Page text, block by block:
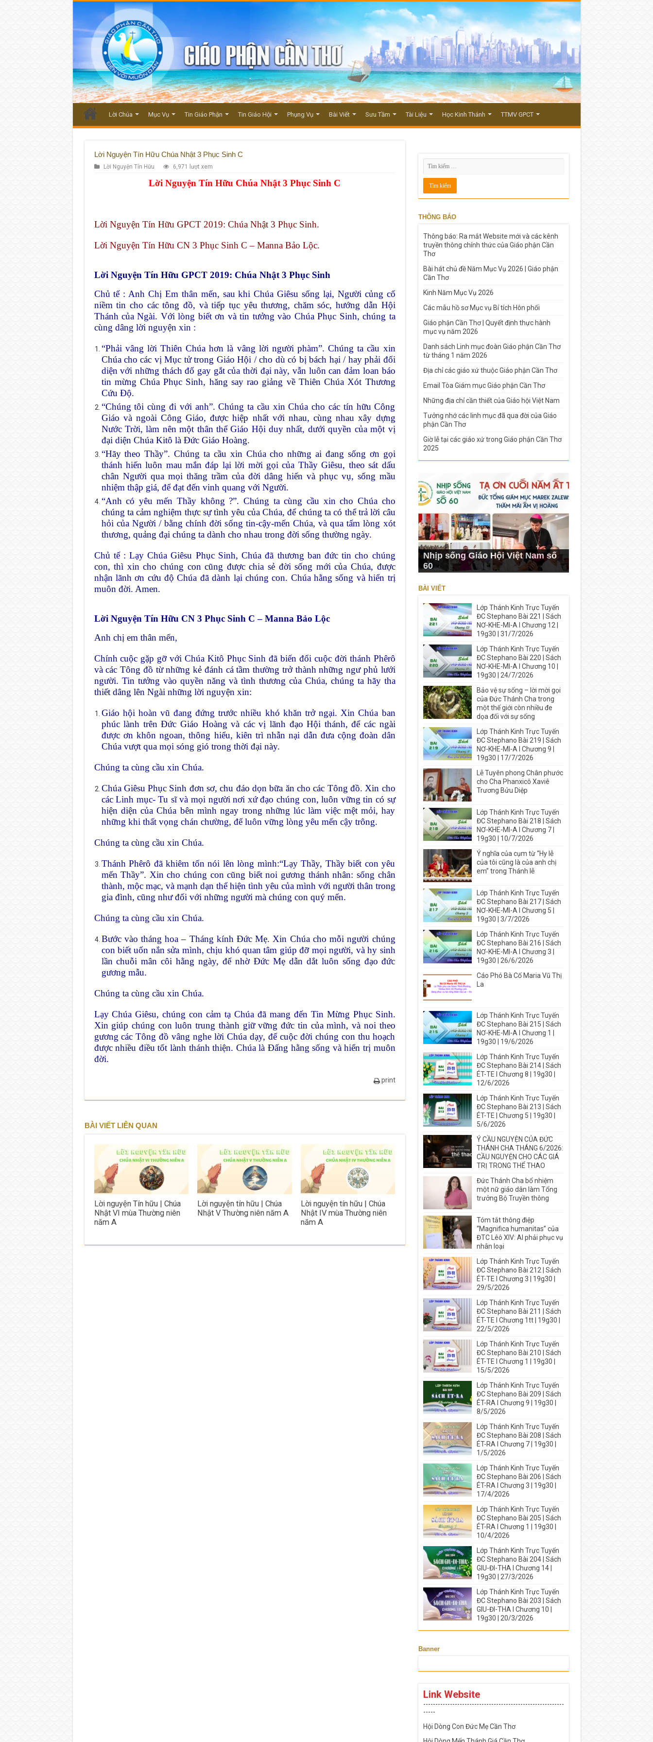
Lời Chúa Mục Vụ Tin Giáo Phận Tin Giáo Hội Phụng Vụ Bài Viết Sưu Tầm Tài Liệu Học Kinh Thánh TTMV GPCT
Lời Nguyện Tín Hữu Chúa Nhật 3 Phục Sinh C
Lời Nguyện Tín Hữu 6,971 lượt xem
Lời Nguyện Tín Hữu Chúa Nhật 3 Phục Sinh C
Lời Nguyện Tín Hữu GPCT 2019: Chúa Nhật 3 Phục Sinh.
Lời Nguyện Tín Hữu CN 3 Phục Sinh C – Manna Bảo Lộc.
Lời Nguyện Tín Hữu GPCT 2019: Chúa Nhật 3 Phục Sinh
Chủ tế : Anh Chị Em thân mến, sau khi Chúa Giêsu sống lại, Người củng cố
niềm tin cho các tông đồ, và tiếp tục yêu thương, chăm sóc, hướng dẫn Hội
Thánh của Ngài. Với lòng biết ơn và tin tưởng vào Chúa Phục Sinh, chúng ta
cùng dâng lời nguyện xin :
“Phải vâng lời Thiên Chúa hơn là vâng lời người phàm”. Chúng ta cầu xin
Chúa cho các vị Mục tử trong Giáo Hội / cho dù có bị bách hại / hay phải đối
diện với những thách đố gay gắt của thời đại này, vẫn luôn can đảm loan báo
tin mừng Chúa Phục Sinh, hăng say rao giảng về Thiên Chúa Xót Thương
Cứu Độ.
“Chúng tôi cùng đi với anh”. Chúng ta cầu xin Chúa cho các tín hữu Công
Giáo và ngoài Công Giáo, được hiệp nhất với nhau, cùng nhau xây dựng
Nước Trời, làm nên một thân thể Giáo Hội duy nhất, dưới quyền của một vị
đại diện Chúa Kitô là Đức Giáo Hoàng.
“Hãy theo Thầy”. Chúng ta cầu xin Chúa cho những ai đang sống ơn gọi
thánh hiến luôn mau mắn đáp lại lời mời gọi của Thầy Giêsu, theo sát dấu
chân Người qua mọi thăng trầm của đời dâng hiến và phục vụ, sống mầu
nhiệm thập giá, để đạt đến vinh quang với Người.
“Anh có yêu mến Thầy không ?”. Chúng ta cùng cầu xin cho Chúa cho
chúng ta cảm nghiệm thực sự tình yêu của Chúa, để chúng ta có thể trả lời câu
hỏi của Người / bằng chính đời sống tin-cậy-mến Chúa, và qua tấm lòng xót
thương, quảng đại chúng ta dành cho nhau trong đời sống thường ngày.
Chủ tế : Lạy Chúa Giêsu Phục Sinh, Chúa đã thương ban đức tin cho chúng
con, thì xin cho chúng con cũng được chia sẻ đời sống mới của Chúa, được
nhận lãnh ơn cứu độ Chúa đã dành lại chúng con. Chúa hằng sống và hiển trị
muôn đời. Amen.
Lời Nguyện Tín Hữu CN 3 Phục Sinh C – Manna Bảo Lộc
Anh chị em thân mến,
Chính cuộc gặp gỡ với Chúa Kitô Phục Sinh đã biến đổi cuộc đời thánh Phêrô
và các Tông đồ từ những kẻ đánh cá tầm thường trở thành những ngư phủ lưới
người. Tin tưởng vào quyền năng và tình thương của Chúa, chúng ta hãy tha
thiết dâng lên Ngài những lời nguyện xin:
Giáo hội hoàn vũ đang đứng trước nhiều khó khăn trở ngại. Xin Chúa ban
phúc lành trên Đức Giáo Hoàng và các vị lãnh đạo Hội thánh, để các ngài
được ơn khôn ngoan, thông hiểu, kiên trì nhẫn nại dẫn đưa cộng đoàn dân
Chúa vượt qua mọi sóng gió trong thời đại này.
Chúng ta cùng cầu xin Chúa.
Chúa Giêsu Phục Sinh đơn sơ, chu đáo dọn bữa ăn cho các Tông đồ. Xin cho
các Linh mục- Tu sĩ và mọi người nơi xứ đạo chúng con, luôn vững tin có sự
hiện diện của Chúa bên mình ngay trong những lúc làm việc mệt mỏi, hay
những khi thất vọng chán chường, để luôn vững lòng yêu mến cậy trông.
Chúng ta cùng cầu xin Chúa.
Thánh Phêrô đã khiêm tốn nói lên lòng mình:“Lạy Thầy, Thầy biết con yêu
mến Thầy”. Xin cho chúng con cũng biết noi gương thánh nhân: sống chân
thành, mộc mạc, và mạnh dạn thể hiện tình yêu của mình với người thân trong
gia đình, cũng như đối với những người mà chúng con quý mến.
Chúng ta cùng cầu xin Chúa.
Bước vào tháng hoa – Tháng kính Đức Mẹ. Xin Chúa cho mỗi người chúng
con biết uốn nắn sửa mình, chịu khó quan tâm giúp đỡ mọi người, và hy sinh
lần chuỗi mân côi hằng ngày, để nhờ Đức Mẹ dẫn dắt luôn sống đạo đức
gương mẫu.
Chúng ta cùng cầu xin Chúa.
Lạy Chúa Giêsu, chúng con cảm tạ Chúa đã mang đến Tin Mừng Phục Sinh.
Xin giúp chúng con luôn trung thành giữ vững đức tin của mình, và noi theo
gương các Tông đồ vâng nghe lời Chúa dạy, để cuộc đời chúng con thu hoạch
được nhiều điều tốt lành thánh thiện. Chúa là Đấng hằng sống và hiển trị muôn
đời.
print
BÀI VIẾT LIÊN QUAN
Lời nguyện Tín hữu | Chúa
Nhật VI mùa Thường niên
năm A
Lời nguyện tín hữu | Chúa
Nhật V Thường niên năm A
Lời nguyện tín hữu | Chúa
Nhật IV mùa Thường niên
năm A
THÔNG BÁO
Thông báo: Ra mắt Website mới và các kênh
truyền thông chính thức của Giáo phận Cần
Thơ
Bài hát chủ đề Năm Mục Vụ 2026 | Giáo phận
Cần Thơ
Kinh Năm Mục Vụ 2026
Các mẫu hồ sơ Mục vụ Bí tích Hôn phối
Giáo phận Cần Thơ | Quyết định thực hành
mục vụ năm 2026
Danh sách Linh mục đoàn Giáo phận Cần Thơ
từ tháng 1 năm 2026
Địa chỉ các giáo xứ thuộc Giáo phận Cần Thơ
Email Tòa Giám mục Giáo phận Cần Thơ
Những địa chỉ cần thiết của Giáo hội Việt Nam
Tưởng nhớ các linh mục đã qua đời của Giáo
phận Cần Thơ
Giờ lễ tại các giáo xứ trong Giáo phận Cần Thơ
2025
Nhịp sống Giáo Hội Việt Nam số
60
BÀI VIẾT
Lớp Thánh Kinh Trực Tuyến
ĐC Stephano Bài 221 | Sách
NƠ-KHE-MI-A I Chương 12 |
19g30 | 31/7/2026
Lớp Thánh Kinh Trực Tuyến
ĐC Stephano Bài 220 | Sách
NƠ-KHE-MI-A I Chương 10 |
19g30 | 24/7/2026
Bảo vệ sự sống – lời mời gọi
của Đức Thánh Cha trong
một thế giới còn nhiều đe
dọa đối với sự sống
Lớp Thánh Kinh Trực Tuyến
ĐC Stephano Bài 219 | Sách
NƠ-KHE-MI-A I Chương 9 |
19g30 | 17/7/2026
Lễ Tuyên phong Chân phước
cho Cha Phanxicô Xaviê
Trương Bửu Diệp
Lớp Thánh Kinh Trực Tuyến
ĐC Stephano Bài 218 | Sách
NƠ-KHE-MI-A I Chương 7 |
19g30 | 10/7/2026
Ý nghĩa của cụm từ “Hy lễ
của tôi cũng là của anh chị
em” trong Thánh lễ
Lớp Thánh Kinh Trực Tuyến
ĐC Stephano Bài 217 | Sách
NƠ-KHE-MI-A I Chương 5 |
19g30 | 3/7/2026
Lớp Thánh Kinh Trực Tuyến
ĐC Stephano Bài 216 | Sách
NƠ-KHE-MI-A I Chương 3 |
19g30 | 26/6/2026
Cáo Phó Bà Cố Maria Vũ Thị
La
Lớp Thánh Kinh Trực Tuyến
ĐC Stephano Bài 215 | Sách
NƠ-KHE-MI-A I Chương 1 |
19g30 | 19/6/2026
Lớp Thánh Kinh Trực Tuyến
ĐC Stephano Bài 214 | Sách
ÉT-TE I Chương 8 | 19g30 |
12/6/2026
Lớp Thánh Kinh Trực Tuyến
ĐC Stephano Bài 213 | Sách
ÉT-TE | Chương 5 | 19g30 |
5/6/2026
Ý CẦU NGUYỆN CỦA ĐỨC
THÁNH CHA THÁNG 6/2026:
CẦU NGUYỆN CHO CÁC GIÁ
TRỊ TRONG THỂ THAO
Đức Thánh Cha bổ nhiệm
một nữ giáo dân làm Tổng
trưởng Bộ Truyền thông
Tóm tắt thông điệp
“Magnifica humanitas” của
ĐTC Lêô XIV: AI phải phục vụ
nhân loại
Lớp Thánh Kinh Trực Tuyến
ĐC Stephano Bài 212 | Sách
ÉT-TE I Chương 3 | 19g30 |
29/5/2026
Lớp Thánh Kinh Trực Tuyến
ĐC Stephano Bài 211 | Sách
ÉT-TE I Chương 1tt | 19g30 |
22/5/2026
Lớp Thánh Kinh Trực Tuyến
ĐC Stephano Bài 210 | Sách
ÉT-TE I Chương 1 | 19g30 |
15/5/2026
Lớp Thánh Kinh Trực Tuyến
ĐC Stephano Bài 209 | Sách
ÉT-RA I Chương 9 | 19g30 |
8/5/2026
Lớp Thánh Kinh Trực Tuyến
ĐC Stephano Bài 208 | Sách
ÉT-RA I Chương 7 | 19g30 |
1/5/2026
Lớp Thánh Kinh Trực Tuyến
ĐC Stephano Bài 206 | Sách
ÉT-RA I Chương 3 | 19g30 |
17/4/2026
Lớp Thánh Kinh Trực Tuyến
ĐC Stephano Bài 205 | Sách
ÉT-RA I Chương 1 | 19g30 |
10/4/2026
Lớp Thánh Kinh Trực Tuyến
ĐC Stephano Bài 204 | Sách
GIU-ĐI-THA I Chương 14 |
19g30 | 27/3/2026
Lớp Thánh Kinh Trực Tuyến
ĐC Stephano Bài 203 | Sách
GIU-ĐI-THA I Chương 10 |
19g30 | 20/3/2026
Banner
Link Website
----------------------------------------------------------
-----
Hội Dòng Con Đức Mẹ Cần Thơ